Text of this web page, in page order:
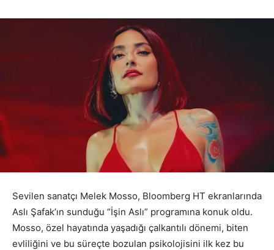
Sevilen sanatçı Melek Mosso, Bloomberg HT ekranlarında
Aslı Şafak’ın sunduğu “İşin Aslı” programına konuk oldu.
Mosso, özel hayatında yaşadığı çalkantılı dönemi, biten
evliliğini ve bu süreçte bozulan psikolojisini ilk kez bu